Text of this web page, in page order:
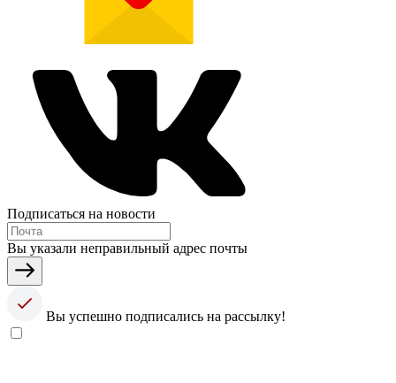
Подписаться на новости
Вы указали неправильный адрес почты
Вы успешно подписались на рассылку!